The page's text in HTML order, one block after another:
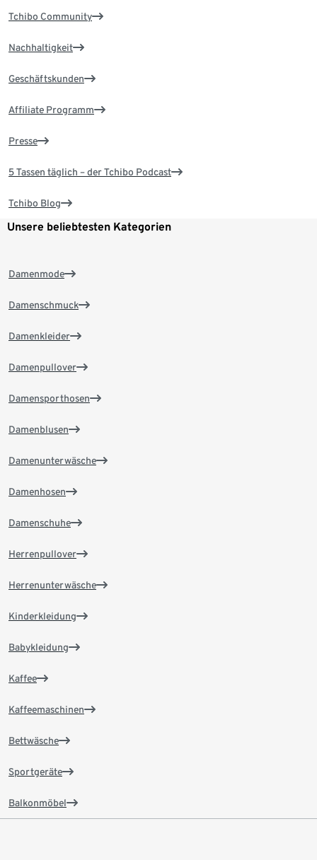
Tchibo Community
Nachhaltigkeit
Geschäftskunden
Affiliate Programm
Presse
5 Tassen täglich – der Tchibo Podcast
Tchibo Blog
Unsere beliebtesten Kategorien
Damenmode
Damenschmuck
Damenkleider
Damenpullover
Damensporthosen
Damenblusen
Damenunterwäsche
Damenhosen
Damenschuhe
Herrenpullover
Herrenunterwäsche
Kinderkleidung
Babykleidung
Kaffee
Kaffeemaschinen
Bettwäsche
Sportgeräte
Balkonmöbel